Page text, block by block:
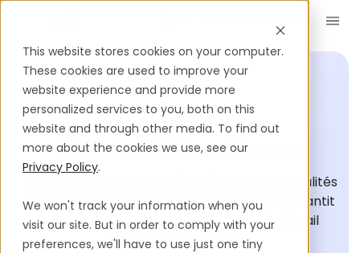
This website stores cookies on your computer.
These cookies are used to improve your
website experience and provide more
personalized services to you, both on this
website and through other media. To find out
more about the cookies we use, see our
Privacy Policy.
We won't track your information when you
visit our site. But in order to comply with your
preferences, we'll have to use just one tiny
GLOSSAIRE DU RECRUTEMENT
Contrat Zéro Heure
Les contrats zéro heure (ZHC) sont des modalités
de travail dans lesquelles l'employeur ne garantit
pas un nombre minimum d'heures de travail
régulières à l'employé.